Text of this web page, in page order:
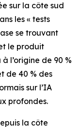
sur la côte sud
les « tests
se trouvant
le produit
l’origine de 90 %
de 40 % des
sur l’IA
profondes.
la côte